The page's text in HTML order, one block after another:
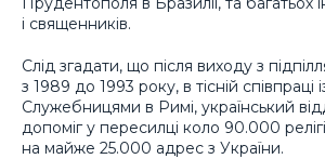
і священників.
Слід згадати, що після виходу з
з 1989 до 1993 року, в тісній співпраці
Служебницями в Римі, український
допоміг у пересилці коло 90.000
на майже 25.000 адрес з України.